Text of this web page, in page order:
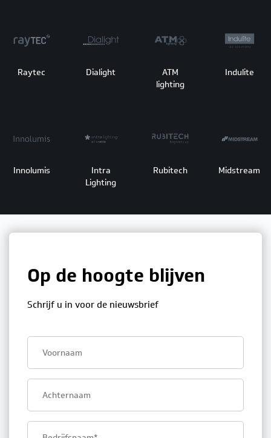
Raytec Dialight
ATM
lighting
Indulite
Innolumis
Intra
Lighting
Rubitech Midstream
Op de hoogte blijven
Schrijf u in voor de nieuwsbrief
name
name
Company